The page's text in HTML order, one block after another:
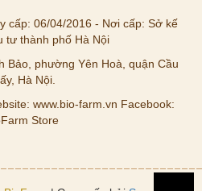
cấp: 06/04/2016 - Nơi cấp: Sở kế
tư thành phố Hà Nội
Bảo, phường Yên Hoà, quận Cầu
Hà Nội.
www.bio-farm.vn Facebook:
Store